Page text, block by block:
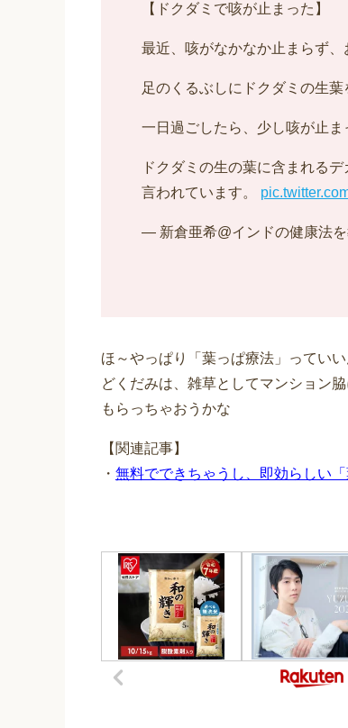
【ドクダミで咳が止まった】
最近、咳がなかなか止まらず、
足のくるぶしにドクダミの生葉
一日過ごしたら、少し咳が止ま
ドクダミの生の葉に含まれる
言われています。
— 新倉亜希@インドの健康法
ほ～やっぱり「葉っぱ療法」ってい
どくだみは、雑草としてマンション
もらっちゃおうかな
【関連記事】
・ 無料でできちゃうし、即効らしい